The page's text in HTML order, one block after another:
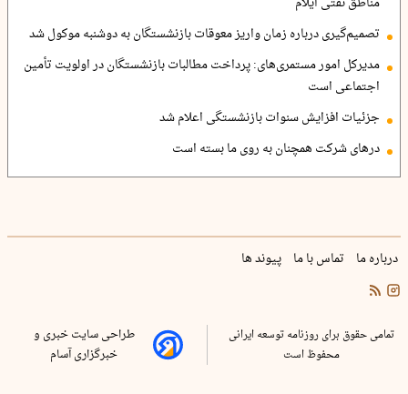
تصمیم‌گیری درباره زمان واریز معوقات بازنشستگان به دوشنبه موکول شد
مدیرکل امور مستمری‌های: پرداخت مطالبات بازنشستگان در اولویت تأمین
اجتماعی است
جزئیات افزایش سنوات بازنشستگی اعلام شد
درهای شرکت همچنان به روی ما بسته است
درباره ما تماس با ما پیوند ها
تمامی حقوق برای روزنامه توسعه ایرانی
محفوظ است
طراحی سایت خبری و
خبرگزاری آسام